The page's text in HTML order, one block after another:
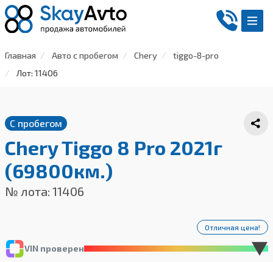
Главная Авто с пробегом Chery
tiggo-8-pro
Лот: 11406
С пробегом
Chery Tiggo 8 Pro 2021г
(69800км.)
№ лота: 11406
VIN проверен
Отличная цена!